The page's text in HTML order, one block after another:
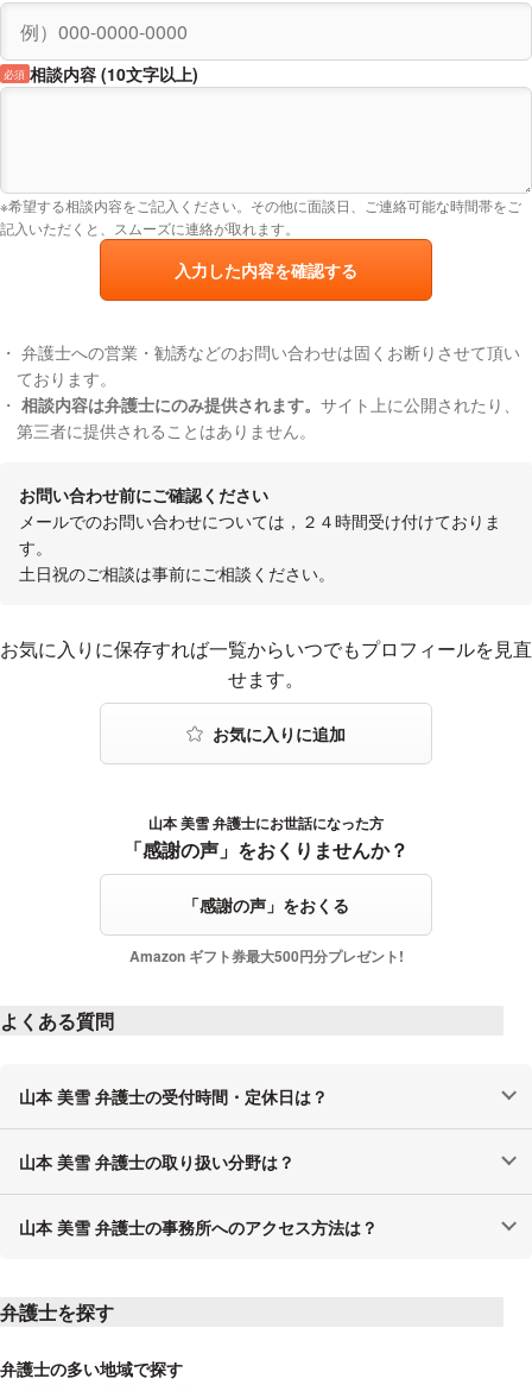
相談内容 (10文字以上)
必須
※希望する相談内容をご記入ください。その他に面談日、ご連絡可能な時間帯をご
記入いただくと、スムーズに連絡が取れます。
入力した内容を確認する
弁護士への営業・勧誘などのお問い合わせは固くお断りさせて頂い
ております。
相談内容は弁護士にのみ提供されます。 サイト上に公開されたり、
第三者に提供されることはありません。
お問い合わせ前にご確認ください
メールでのお問い合わせについては，２４時間受け付けておりま
す。
土日祝のご相談は事前にご相談ください。
お気に入りに登録する
お気に入りに保存すれば一覧からいつでもプロフィールを見直
せます。
感謝の声をおくる山本 美雪 弁護士にお世話になった方
「感謝の声」をおくりませんか？
「感謝の声」をおくる
Amazon ギフト券最大500円分プレゼント!
よくある質問
山本 美雪 弁護士の受付時間・定休日は？
山本 美雪 弁護士の取り扱い分野は？
山本 美雪 弁護士の事務所へのアクセス方法は？
弁護士を探す
弁護士の多い地域で探す